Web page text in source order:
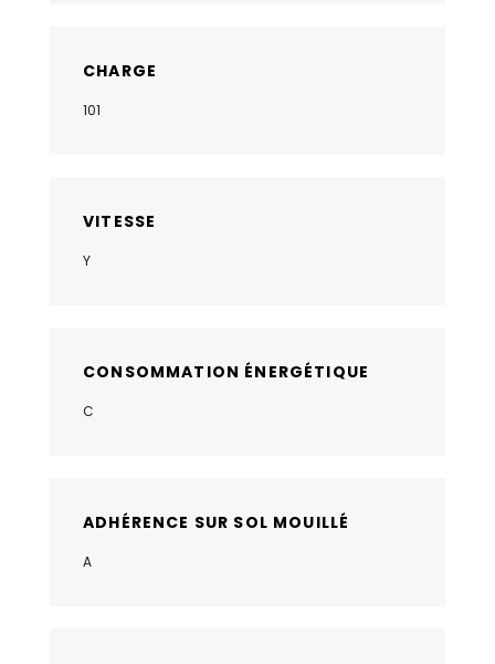
CHARGE
101
VITESSE
Y
CONSOMMATION ÉNERGÉTIQUE
C
ADHÉRENCE SUR SOL MOUILLÉ
A